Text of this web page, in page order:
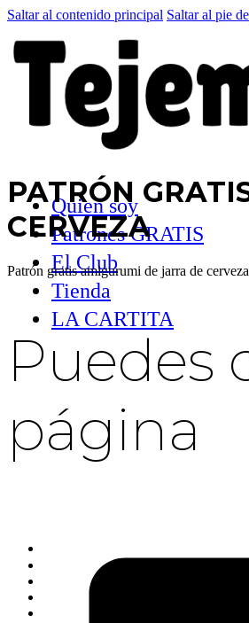
Saltar al contenido principal Saltar al pie
Quien soy
Patrones GRATIS
El Club
Tienda
LA CARTITA
PATRÓN
CERVEZA
Patrón gratis amigurumi de jarra de
Puedes
página